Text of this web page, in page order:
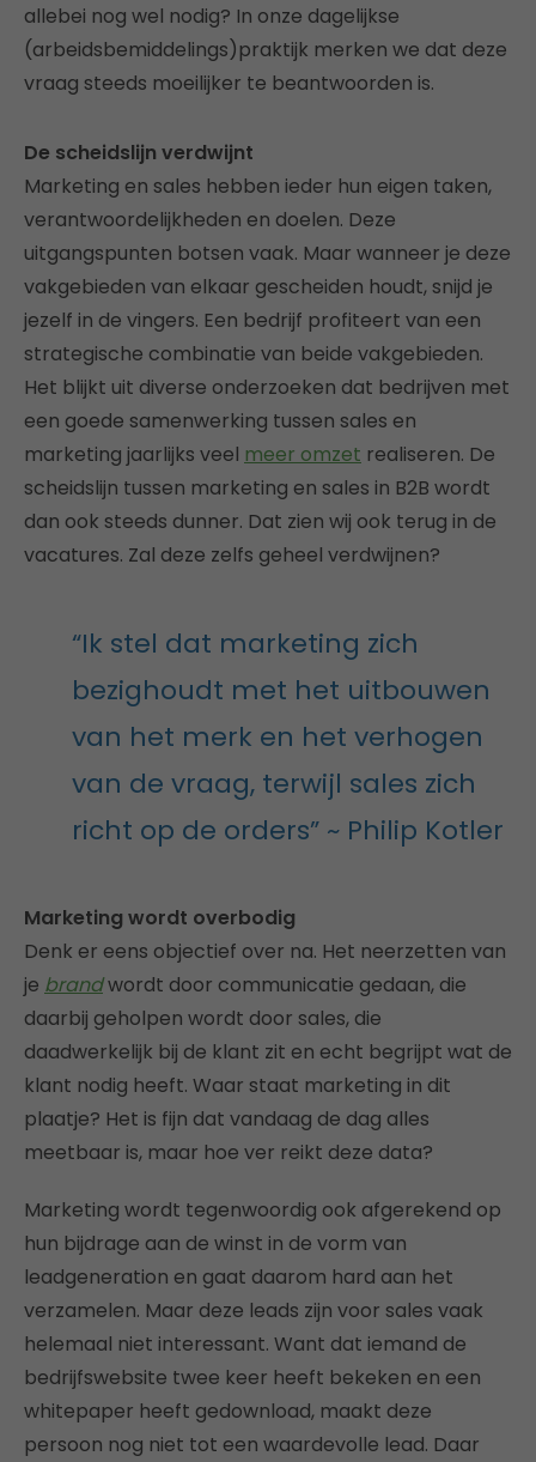
allebei nog wel nodig? In onze dagelijkse
(arbeidsbemiddelings)praktijk merken we dat deze
vraag steeds moeilijker te beantwoorden is.
De scheidslijn verdwijnt
Marketing en sales hebben ieder hun eigen taken,
verantwoordelijkheden en doelen. Deze
uitgangspunten botsen vaak. Maar wanneer je deze
vakgebieden van elkaar gescheiden houdt, snijd je
jezelf in de vingers. Een bedrijf profiteert van een
strategische combinatie van beide vakgebieden.
Het blijkt uit diverse onderzoeken dat bedrijven met
een goede samenwerking tussen sales en
marketing jaarlijks veel meer omzet realiseren. De
scheidslijn tussen marketing en sales in B2B wordt
dan ook steeds dunner. Dat zien wij ook terug in de
vacatures. Zal deze zelfs geheel verdwijnen?
“Ik stel dat marketing zich
bezighoudt met het uitbouwen
van het merk en het verhogen
van de vraag, terwijl sales zich
richt op de orders” ~ Philip Kotler
Marketing wordt overbodig
Denk er eens objectief over na. Het neerzetten van
je brandwordt door communicatie gedaan, die
daarbij geholpen wordt door sales, die
daadwerkelijk bij de klant zit en echt begrijpt wat de
klant nodig heeft. Waar staat marketing in dit
plaatje? Het is fijn dat vandaag de dag alles
meetbaar is, maar hoe ver reikt deze data?
Marketing wordt tegenwoordig ook afgerekend op
hun bijdrage aan de winst in de vorm van
leadgeneration en gaat daarom hard aan het
verzamelen. Maar deze leads zijn voor sales vaak
helemaal niet interessant. Want dat iemand de
bedrijfswebsite twee keer heeft bekeken en een
whitepaper heeft gedownload, maakt deze
persoon nog niet tot een waardevolle lead. Daar